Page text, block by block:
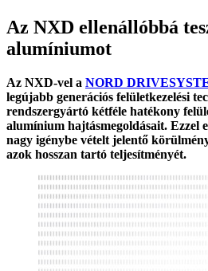
Az NXD ellenállóbbá
alumíniumot
Az NXD-vel a NORD
legújabb generációs felületkezelési
rendszergyártó kétféle hatékony
alumínium hajtásmegoldásait. Ezzel
nagy igénybe vételt jelentő
azok hosszan tartó teljesítményét.